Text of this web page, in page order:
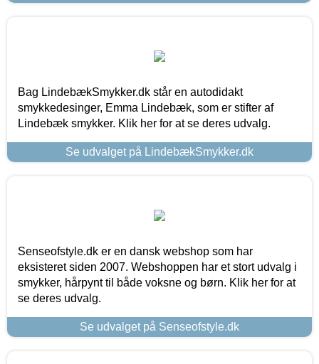
Bag LindebækSmykker.dk står en autodidakt
smykkedesinger, Emma Lindebæk, som er stifter af
Lindebæk smykker. Klik her for at se deres udvalg.
Se udvalget på LindebækSmykker.dk
Senseofstyle.dk er en dansk webshop som har
eksisteret siden 2007. Webshoppen har et stort udvalg i
smykker, hårpynt til både voksne og børn. Klik her for at
se deres udvalg.
Se udvalget på Senseofstyle.dk